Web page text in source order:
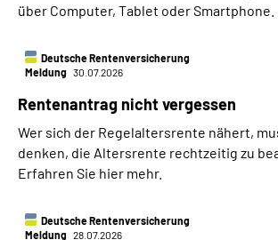
über Computer, Tablet oder Smartphone.
Deutsche Rentenversicherung
Meldung 30.07.2026
Rentenantrag nicht vergessen
Wer sich der Regelaltersrente nähert,
denken, die Altersrente rechtzeitig zu
Erfahren Sie hier mehr.
Deutsche Rentenversicherung
Meldung 28.07.2026